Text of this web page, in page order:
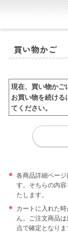
買い物かご
現在、買い物かご
お買い物を続ける
てください。
※ 各商品詳細ペー
す。そちらの内
たします。
※ カートに入れた
ん。ご注文商品
点で確定となりま